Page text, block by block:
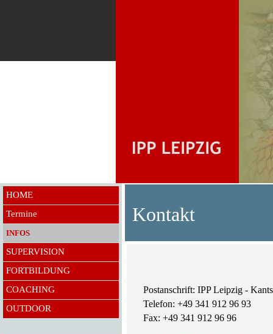
HOME
Termine
INFOS
SUPERVISION
FORTBILDUNG
COACHING
OUTDOOR
Kontakt
Postanschrift: IPP Leipzig -
Telefon: +49 341 912 96 93
Fax: +49 341 912 96 96